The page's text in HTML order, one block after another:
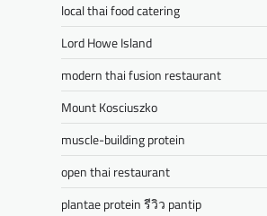
local thai food catering
Lord Howe Island
modern thai fusion restaurant
Mount Kosciuszko
muscle-building protein
open thai restaurant
plantae protein รีวิว pantip